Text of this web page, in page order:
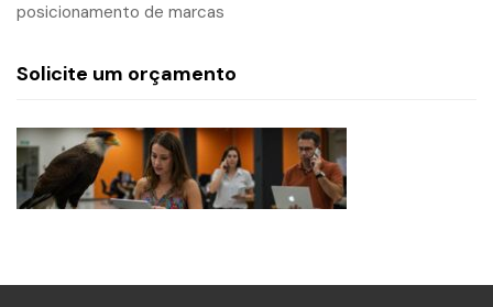
posicionamento de marcas
Solicite um orçamento